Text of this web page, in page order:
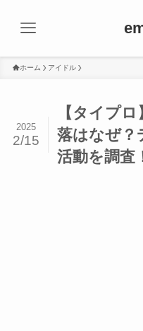
ホーム アイドル
【タイプ
落はなぜ？
活動を調査
2025
2/15